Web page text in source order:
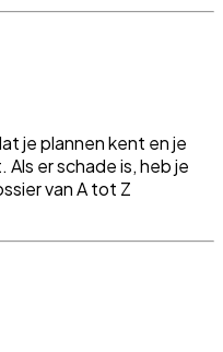
je plannen kent en je
er schade is, heb je
van A tot Z